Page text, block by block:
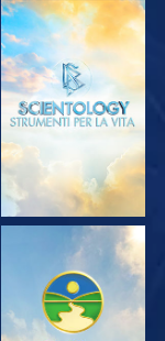
ESPLORA LE
SERIE
GUARDA